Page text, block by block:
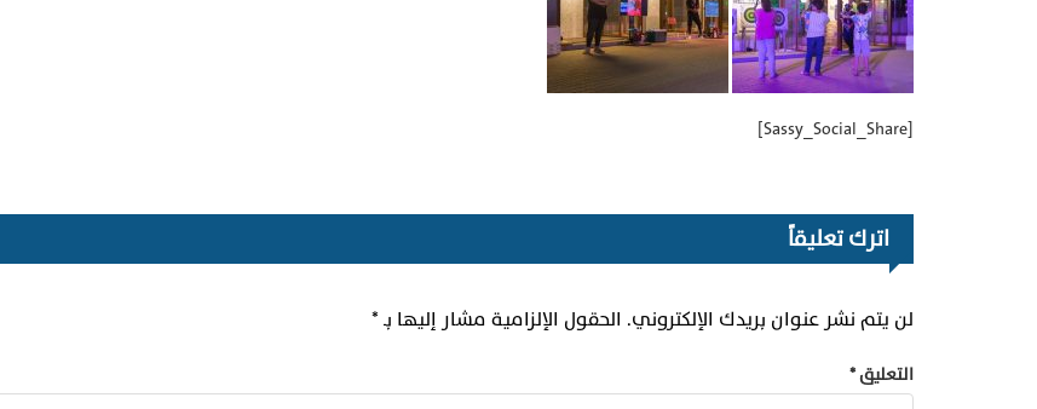
[Sassy_Social_Share]
اترك تعليقاً
لن يتم نشر عنوان بريدك الإلكتروني. الحقول الإلزامية مشار إليها بـ*
التعليق*